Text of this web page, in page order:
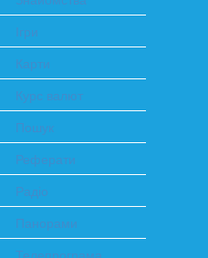
Ігри
Карти
Курс валют
Пошук
Реферати
Радіо
Панорами
Телепрограма